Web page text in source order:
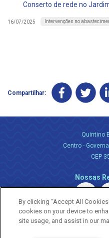
Conserto de rede no
16/07/2025 Intervenções no
Compartilhar:
Quintino
Centro -
CEP
Nossas
By clicking “Accept All
cookies on your device to
site usage, and assist in our